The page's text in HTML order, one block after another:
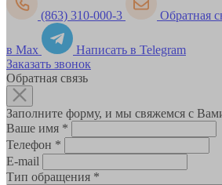
(863) 310-000-3 Обратная
в Max
Написать в Telegram
Заказать звонок
Обратная связь
Заполните форму, и мы свяжемся с
Ваше имя *
Телефон *
E-mail
Тип обращения *